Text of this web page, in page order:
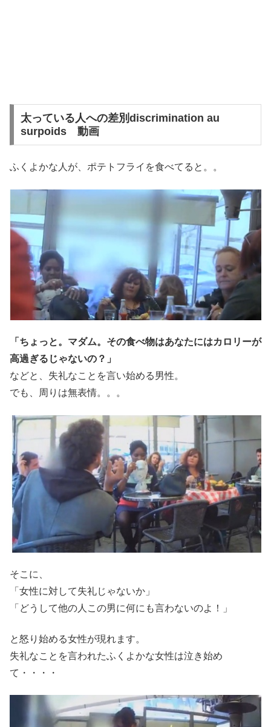
太っている人への差別discrimination au
surpoids 動画
ふくよかな人が、ポテトフライを食べてると。。
「ちょっと。マダム。その食べ物はあなたにはカロリーが
高過ぎるじゃないの？」
などと、失礼なことを言い始める男性。
でも、周りは無表情。。。
そこに、
「女性に対して失礼じゃないか」
「どうして他の人この男に何にも言わないのよ！」
と怒り始める女性が現れます。
失礼なことを言われたふくよかな女性は泣き始め
て・・・・